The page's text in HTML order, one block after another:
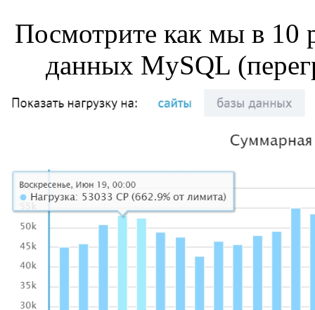
Посмотрите как мы в 10
данных MySQL